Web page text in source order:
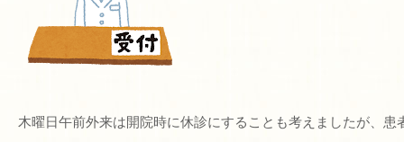
木曜日午前外来は開院時に休診にすることも考えましたが、